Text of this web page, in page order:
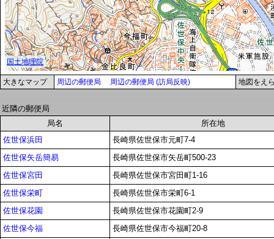
大きなマップ 周辺の郵便局 周辺の郵便局 (訪局反映) 地図をえ
近隣の郵便局
局名
所在地
佐世保浜田
長崎県佐世保市元町7-4
佐世保矢岳簡易
長崎県佐世保市矢岳町500-23
佐世保宮田
長崎県佐世保市宮田町1-16
佐世保栄町
長崎県佐世保市栄町6-1
佐世保花園
長崎県佐世保市花園町2-9
佐世保今福
長崎県佐世保市今福町20-8